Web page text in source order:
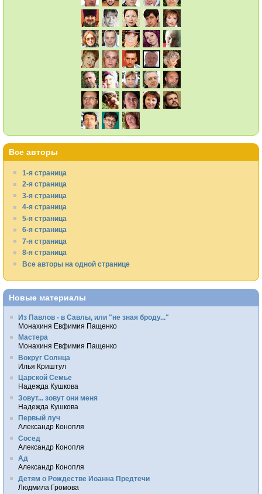
Все авторы
1-я страница
2-я страница
3-я страница
4-я страница
5-я страница
6-я страница
7-я страница
8-я страница
Все авторы на одной странице
Новые материалы
Из Павлов - в Савлы, или "не зная броду..."
Монахиня Евфимия Пащенко
Мастера
Монахиня Евфимия Пащенко
Вокруг Солнца
Илья Криштул
Царской Семье
Надежда Кушкова
Зовут... зовут они меня
Надежда Кушкова
Первый луч
Александр Конопля
Сосед
Александр Конопля
Ад
Александр Конопля
Детям о Рождестве Иоанна Предтечи
Людмила Громова